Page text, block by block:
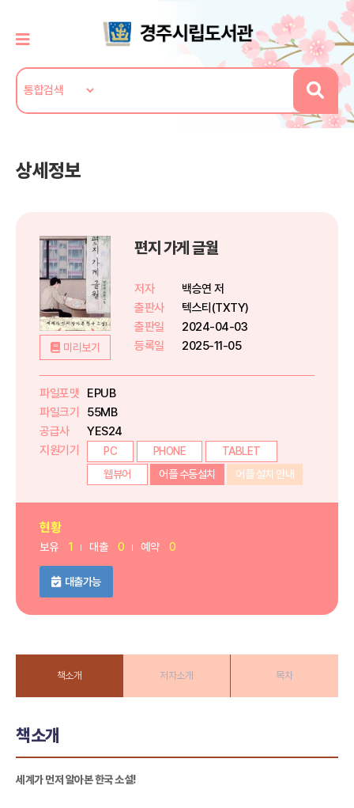
상세정보
미리보기
편지 가게 글월
저자
백승연 저
출판사
텍스티(TXTY)
출판일
2024-04-03
등록일
2025-11-05
파일포맷
EPUB
파일크기
55MB
공급사
YES24
지원기기
PC PHONE
TABLET
웹뷰어
어플 수동설치 어플 설치 안내
현황
보유 1 대출 0 예약 0
대출가능
책소개 저자소개 목차
책소개
세계가 먼저 알아본 한국 소설!